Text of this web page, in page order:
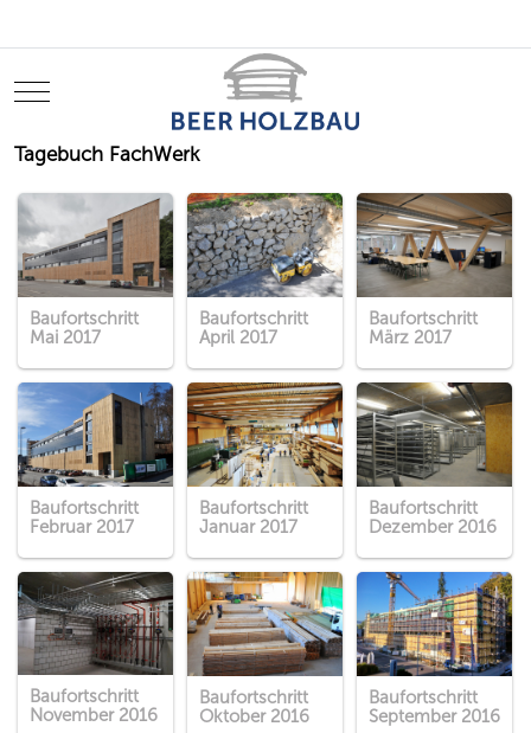
Mobile Menu Toggle
Tagebuch FachWerk
Baufortschritt
Mai 2017
Baufortschritt
April 2017
Baufortschritt
März 2017
Baufortschritt
Februar 2017
Baufortschritt
Januar 2017
Baufortschritt
Dezember 2016
Baufortschritt
November 2016
Baufortschritt
Oktober 2016
Baufortschritt
September 2016